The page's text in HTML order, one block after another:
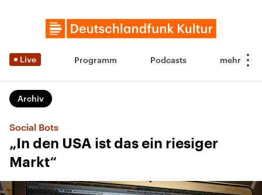
Live Programm Podcasts
Archiv
Social Bots
„In den USA ist das ein riesiger
Markt“